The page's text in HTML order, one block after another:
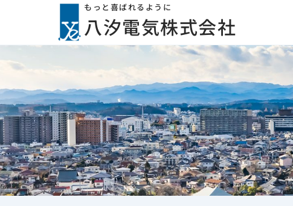
を
ス
ッ
プ
もっと喜ばれるように
八汐電気株式会社